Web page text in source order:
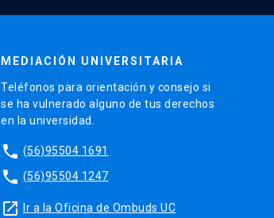
MEDIACIÓN UNIVERSITARIA
Teléfonos para orientación y consejo si
se ha vulnerado alguno de tus derechos
en la universidad.
phone (56)95504 1691
phone (56)95504 1247
launch Ir a la Oficina de Ombuds UC